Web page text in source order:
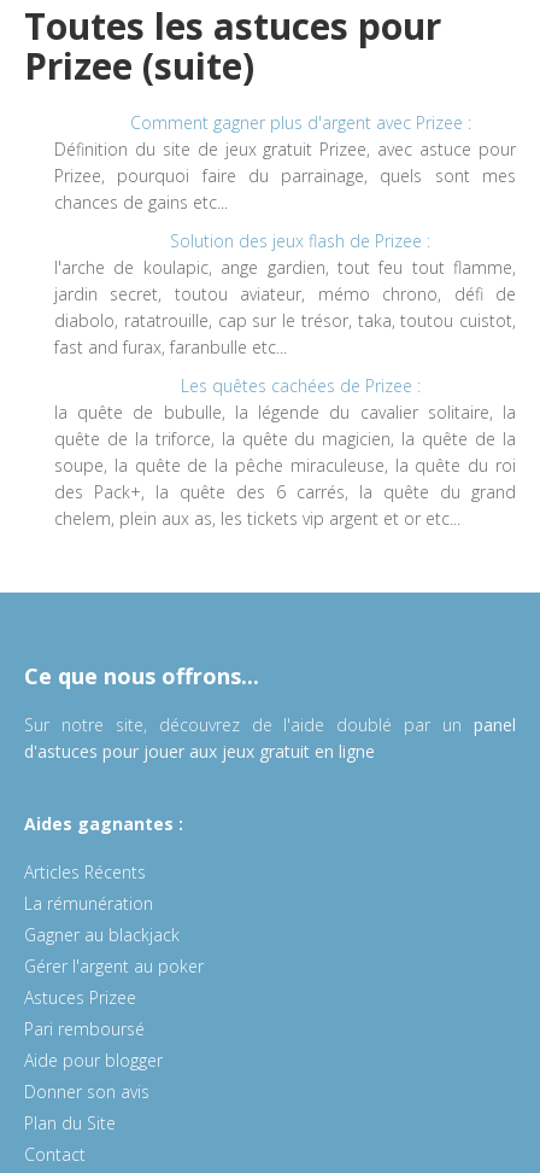
Toutes les astuces pour
Prizee (suite)
Comment gagner plus d'argent avec Prizee :
Définition du site de jeux gratuit Prizee, avec astuce pour
Prizee, pourquoi faire du parrainage, quels sont mes
chances de gains etc...
Solution des jeux flash de Prizee :
l'arche de koulapic, ange gardien, tout feu tout flamme,
jardin secret, toutou aviateur, mémo chrono, défi de
diabolo, ratatrouille, cap sur le trésor, taka, toutou cuistot,
fast and furax, faranbulle etc...
Les quêtes cachées de Prizee :
la quête de bubulle, la légende du cavalier solitaire, la
quête de la triforce, la quête du magicien, la quête de la
soupe, la quête de la pêche miraculeuse, la quête du roi
des Pack+, la quête des 6 carrés, la quête du grand
chelem, plein aux as, les tickets vip argent et or etc...
Ce que nous offrons...
Sur notre site, découvrez de l'aide doublé par un panel
d'astuces pour jouer aux jeux gratuit en ligne
Aides gagnantes :
Articles Récents
La rémunération
Gagner au blackjack
Gérer l'argent au poker
Astuces Prizee
Pari remboursé
Aide pour blogger
Donner son avis
Plan du Site
Contact